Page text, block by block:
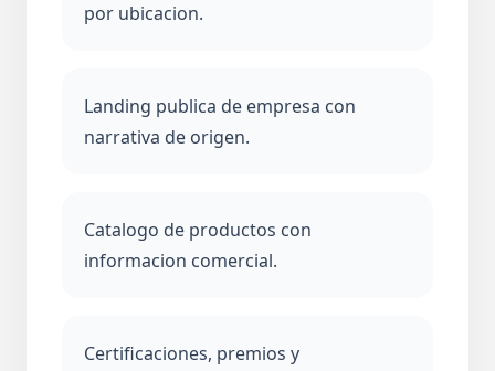
por ubicacion.
Landing publica de empresa con
narrativa de origen.
Catalogo de productos con
informacion comercial.
Certificaciones, premios y